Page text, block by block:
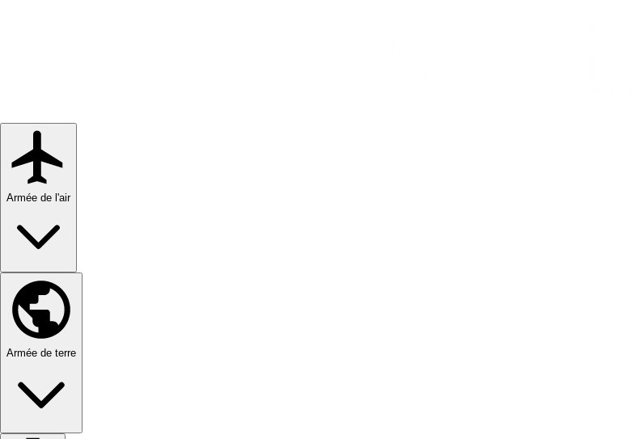
Armée de l'air
Armée de terre